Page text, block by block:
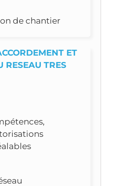
de chantier
ET
RESEAU TRES